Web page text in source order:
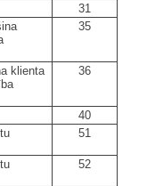
31
35
klienta
36
40
51
52